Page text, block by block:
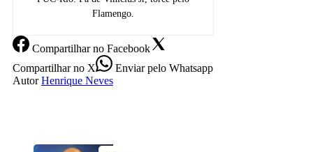
Flamengo.
Compartilharno Facebook
Compartilharno X Enviarpelo Whatsapp
Autor Henrique Neves